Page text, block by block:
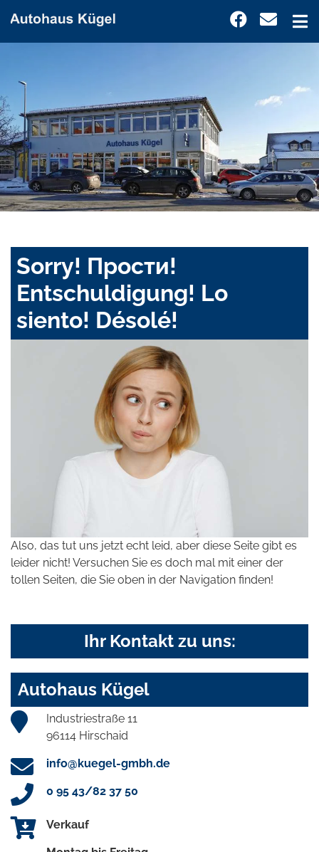
Sorry! Прости!
Entschuldigung! Lo
siento! Désolé!
Also, das tut uns jetzt echt leid, aber diese Seite gibt es
leider nicht! Versuchen Sie es doch mal mit einer der
tollen Seiten, die Sie oben in der Navigation finden!
Ihr Kontakt zu uns:
Autohaus Kügel
Industriestraße 11
96114 Hirschaid
info@kuegel-gmbh.de
0 95 43/82 37 50
Verkauf